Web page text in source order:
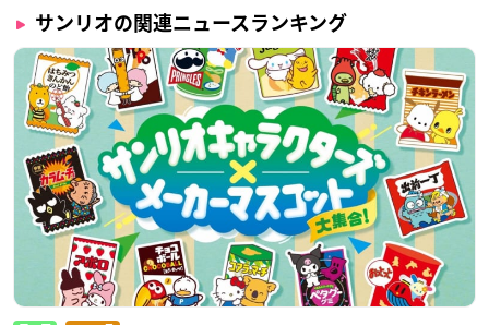
サンリオの関連ニュースランキング